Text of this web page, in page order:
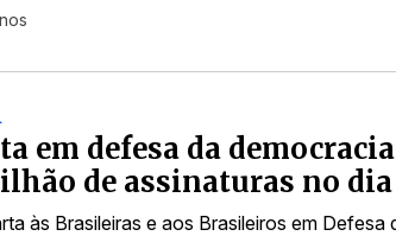
em defesa da
de assinaturas no
às Brasileiras e aos Brasileiros em Defesa